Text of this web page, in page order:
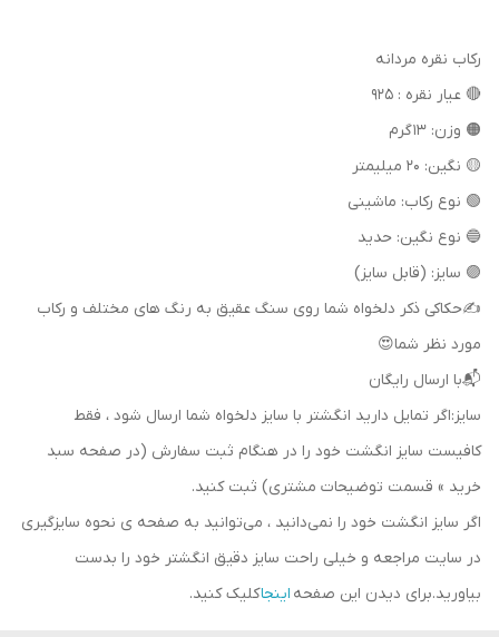
رکاب نقره مردانه
🔴 عیار نقره : 925
🟠 وزن: 13 گرم
🟡 نگین: 20 میلیمتر
🟢 نوع رکاب: ماشینی
🔵 نوع نگین: حدید
🟣 سایز: (قابل سایز)
✍حکاکی ذکر دلخواه شما روی سنگ عقیق به رنگ های مختلف و رکاب
مورد نظر شما😍
📬با ارسال رایگان
سایز:اگر تمایل دارید انگشتر با سایز دلخواه شما ارسال شود ، فقط
کافیست سایز انگشت خود را در هنگام ثبت سفارش (در صفحه سبد
خرید » قسمت توضیحات مشتری) ثبت کنید.
اگر سایز انگشت خود را نمی‌دانید ، می‌توانید به صفحه ی نحوه سایزگیری
در سایت مراجعه و خیلی راحت سایز دقیق انگشتر خود را بدست
بیاورید.برای دیدن این صفحه اینجاکلیک کنید.